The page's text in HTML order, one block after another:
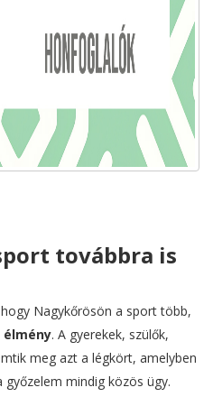
továbbra is
Nagykőrösön a sport több,
élmény. A gyerekek, szülők,
meg azt a légkört, amelyben
mindig közös ügy.